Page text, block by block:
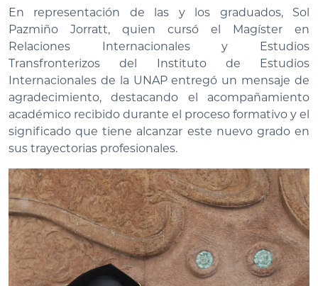
En representación de las y los graduados, Sol
Pazmiño Jorratt, quien cursó el Magíster en
Relaciones Internacionales y Estudios
Transfronterizos del Instituto de Estudios
Internacionales de la UNAP entregó un mensaje de
agradecimiento, destacando el acompañamiento
académico recibido durante el proceso formativo y el
significado que tiene alcanzar este nuevo grado en
sus trayectorias profesionales.